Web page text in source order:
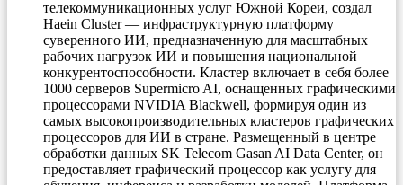
телекоммуникационных услуг Южной Кореи, создал
Haein Cluster — инфраструктурную платформу
суверенного ИИ, предназначенную для масштабных
рабочих нагрузок ИИ и повышения национальной
конкурентоспособности. Кластер включает в себя более
1000 серверов Supermicro AI, оснащенных графическими
процессорами NVIDIA Blackwell, формируя один из
самых высокопроизводительных кластеров графических
процессоров для ИИ в стране. Размещенный в центре
обработки данных SK Telecom Gasan AI Data Center, он
предоставляет графический процессор как услугу для